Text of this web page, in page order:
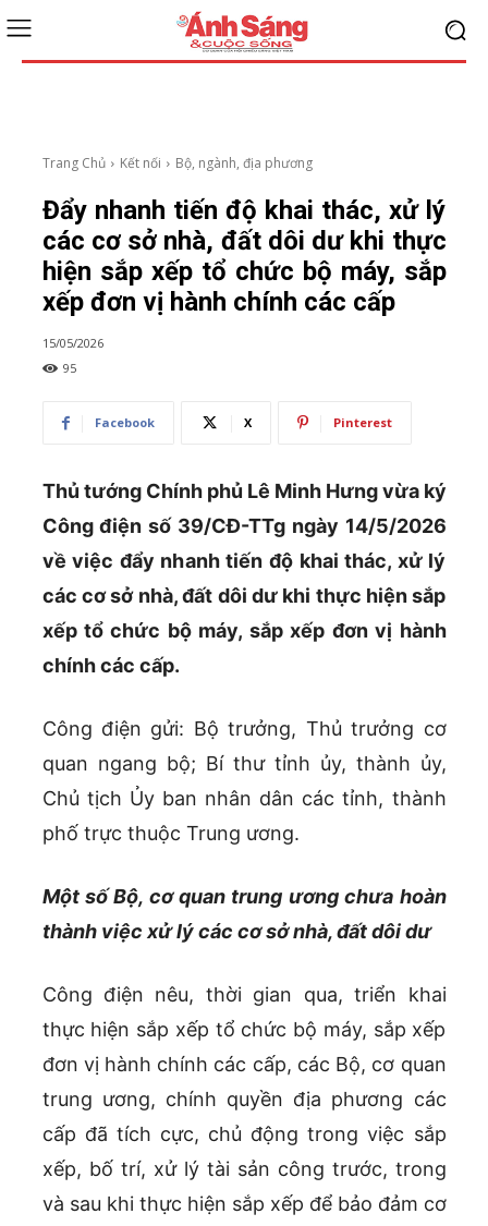
Trang Chủ Kết nối Bộ, ngành, địa phương
Đẩy nhanh tiến độ khai thác, xử lý
các cơ sở nhà, đất dôi dư khi thực
hiện sắp xếp tổ chức bộ máy, sắp
xếp đơn vị hành chính các cấp
15/05/2026
95
Facebook X Pinterest
Thủ tướng Chính phủ Lê Minh Hưng vừa ký
Công điện số 39/CĐ-TTg ngày 14/5/2026
về việc đẩy nhanh tiến độ khai thác, xử lý
các cơ sở nhà, đất dôi dư khi thực hiện sắp
xếp tổ chức bộ máy, sắp xếp đơn vị hành
chính các cấp.
Công điện gửi: Bộ trưởng, Thủ trưởng cơ
quan ngang bộ; Bí thư tỉnh ủy, thành ủy,
Chủ tịch Ủy ban nhân dân các tỉnh, thành
phố trực thuộc Trung ương.
Một số Bộ, cơ quan trung ương chưa hoàn
thành việc xử lý các cơ sở nhà, đất dôi dư
Công điện nêu, thời gian qua, triển khai
thực hiện sắp xếp tổ chức bộ máy, sắp xếp
đơn vị hành chính các cấp, các Bộ, cơ quan
trung ương, chính quyền địa phương các
cấp đã tích cực, chủ động trong việc sắp
xếp, bố trí, xử lý tài sản công trước, trong
và sau khi thực hiện sắp xếp để bảo đảm cơ